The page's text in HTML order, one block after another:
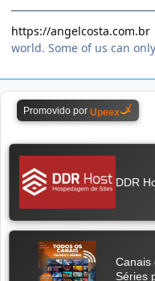
https://angelcosta.com.br
world. Some of us can